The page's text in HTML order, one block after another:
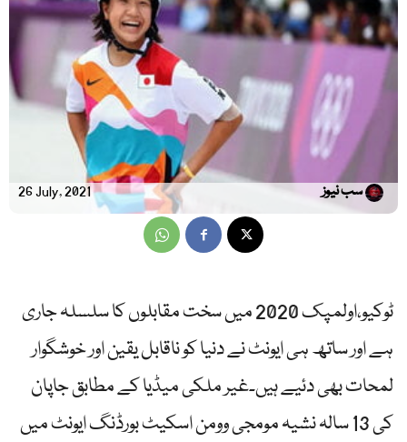
26 July, 2021 سب نیوز
ٹوکیو،اولمپک 2020 میں سخت مقابلوں کا سلسلہ جاری
ہے اور ساتھ ہی ایونٹ نے دنیا کو ناقابل یقین اور خوشگوار
لمحات بھی دئیے ہیں۔غیر ملکی میڈیا کے مطابق جاپان
کی 13 سالہ نشیہ مومجی وومن اسکیٹ بورڈنگ ایونٹ میں